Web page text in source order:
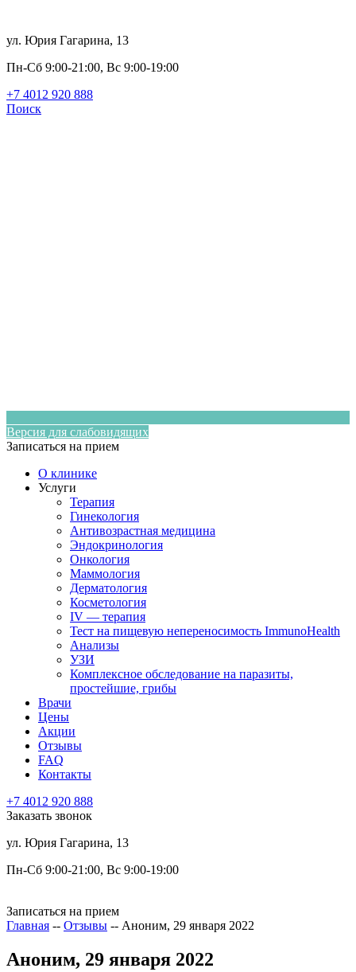
ул. Юрия Гагарина, 13
Пн-Сб 9:00-21:00, Вс 9:00-19:00
+7 4012 920 888
Поиск
Версия для слабовидящих
Записаться на прием
О клинике
Услуги
Терапия
Гинекология
Антивозрастная медицина
Эндокринология
Онкология
Маммология
Дерматология
Косметология
IV — терапия
Тест на пищевую непереносимость ImmunoHealth
Анализы
УЗИ
Комплексное обследование на паразиты,
простейшие, грибы
Врачи
Цены
Акции
Отзывы
FAQ
Контакты
+7 4012 920 888
Заказать звонок
ул. Юрия Гагарина, 13
Пн-Сб 9:00-21:00, Вс 9:00-19:00
Записаться на прием
Главная -- Отзывы -- Аноним, 29 января 2022
Аноним, 29 января 2022